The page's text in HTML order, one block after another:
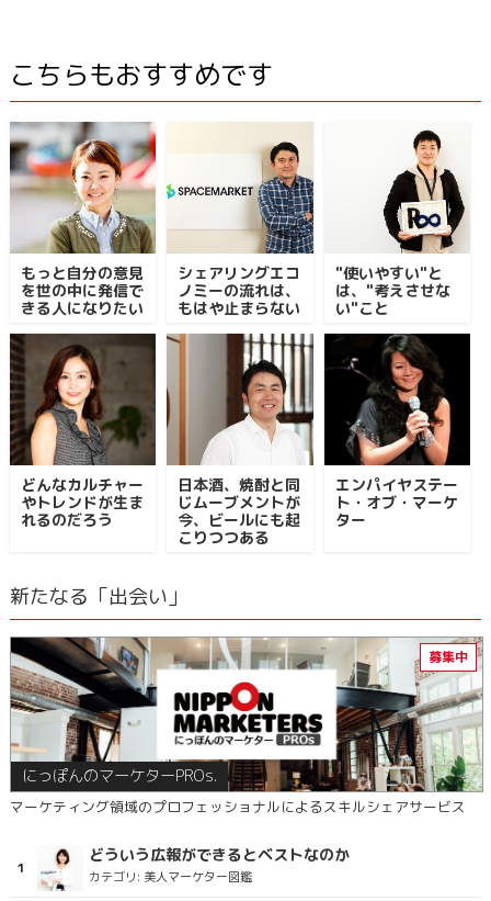
こちらもおすすめです
もっと自分の意見
を世の中に発信で
きる人になりたい
シェアリングエコ
ノミーの流れは、
もはや止まらない
"使いやすい"と
は、"考えさせな
い"こと
どんなカルチャー
やトレンドが生ま
れるのだろう
日本酒、焼酎と同
じムーブメントが
今、ビールにも起
こりつつある
エンパイヤステー
ト・オブ・マーケ
ター
新たなる「出会い」
にっぽんのマーケターPROs.
マーケティング領域のプロフェッショナルによるスキルシェアサービス
どういう広報ができるとベストなのか
カテゴリ: 美人マーケター図鑑